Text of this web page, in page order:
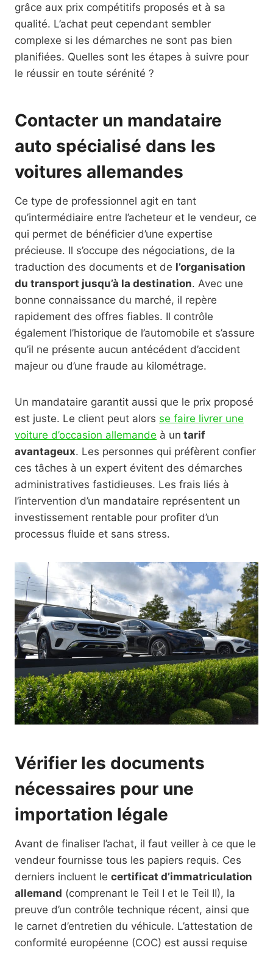
grâce aux prix compétitifs proposés et à sa
qualité. L’achat peut cependant sembler
complexe si les démarches ne sont pas bien
planifiées. Quelles sont les étapes à suivre pour
le réussir en toute sérénité ?
Contacter un mandataire
auto spécialisé dans les
voitures allemandes
Ce type de professionnel agit en tant
qu’intermédiaire entre l’acheteur et le vendeur, ce
qui permet de bénéficier d’une expertise
précieuse. Il s’occupe des négociations, de la
traduction des documents et de l’organisation
du transport jusqu’à la destination. Avec une
bonne connaissance du marché, il repère
rapidement des offres fiables. Il contrôle
également l’historique de l’automobile et s’assure
qu’il ne présente aucun antécédent d’accident
majeur ou d’une fraude au kilométrage.
Un mandataire garantit aussi que le prix proposé
est juste. Le client peut alors se faire livrer une
voiture d’occasion allemande à un tarif
avantageux. Les personnes qui préfèrent confier
ces tâches à un expert évitent des démarches
administratives fastidieuses. Les frais liés à
l’intervention d’un mandataire représentent un
investissement rentable pour profiter d’un
processus fluide et sans stress.
Vérifier les documents
nécessaires pour une
importation légale
Avant de finaliser l’achat, il faut veiller à ce que le
vendeur fournisse tous les papiers requis. Ces
derniers incluent le certificat d’immatriculation
allemand (comprenant le Teil I et le Teil II), la
preuve d’un contrôle technique récent, ainsi que
le carnet d’entretien du véhicule. L’attestation de
conformité européenne (COC) est aussi requise